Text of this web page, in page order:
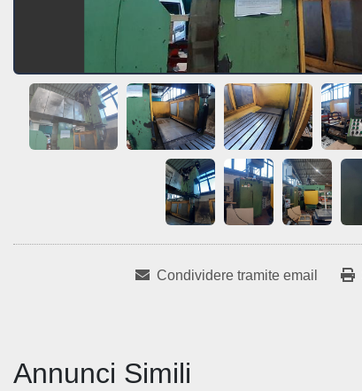
Condividere tramite email
Annunci Simili